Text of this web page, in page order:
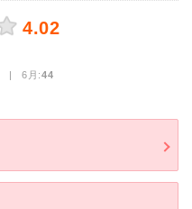
4.02
| 6月:44